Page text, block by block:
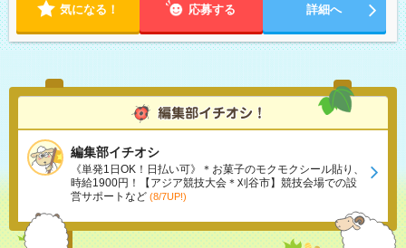
気になる！ 応募する 詳細へ
編集部イチオシ
《単発1日OK！日払い可》＊お菓子のモクモクシール貼り、
時給1900円！【アジア競技大会＊刈谷市】競技会場での設
営サポートなど (8/7UP!)